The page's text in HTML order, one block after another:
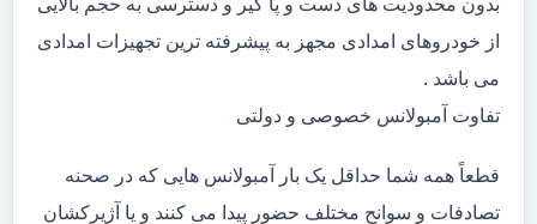
از خودروهای امدادی مجهز به پیشرفته ترین تجهیزات امدادی
می باشد .
تفاوت آمبولانس خصوصی و دولتی
قطعاً همه شما حداقل یک بار آمبولانس هایی که در صحنه
تصادفات و سوانح مختلف حضور پیدا می کنند و یا آژیرکشان